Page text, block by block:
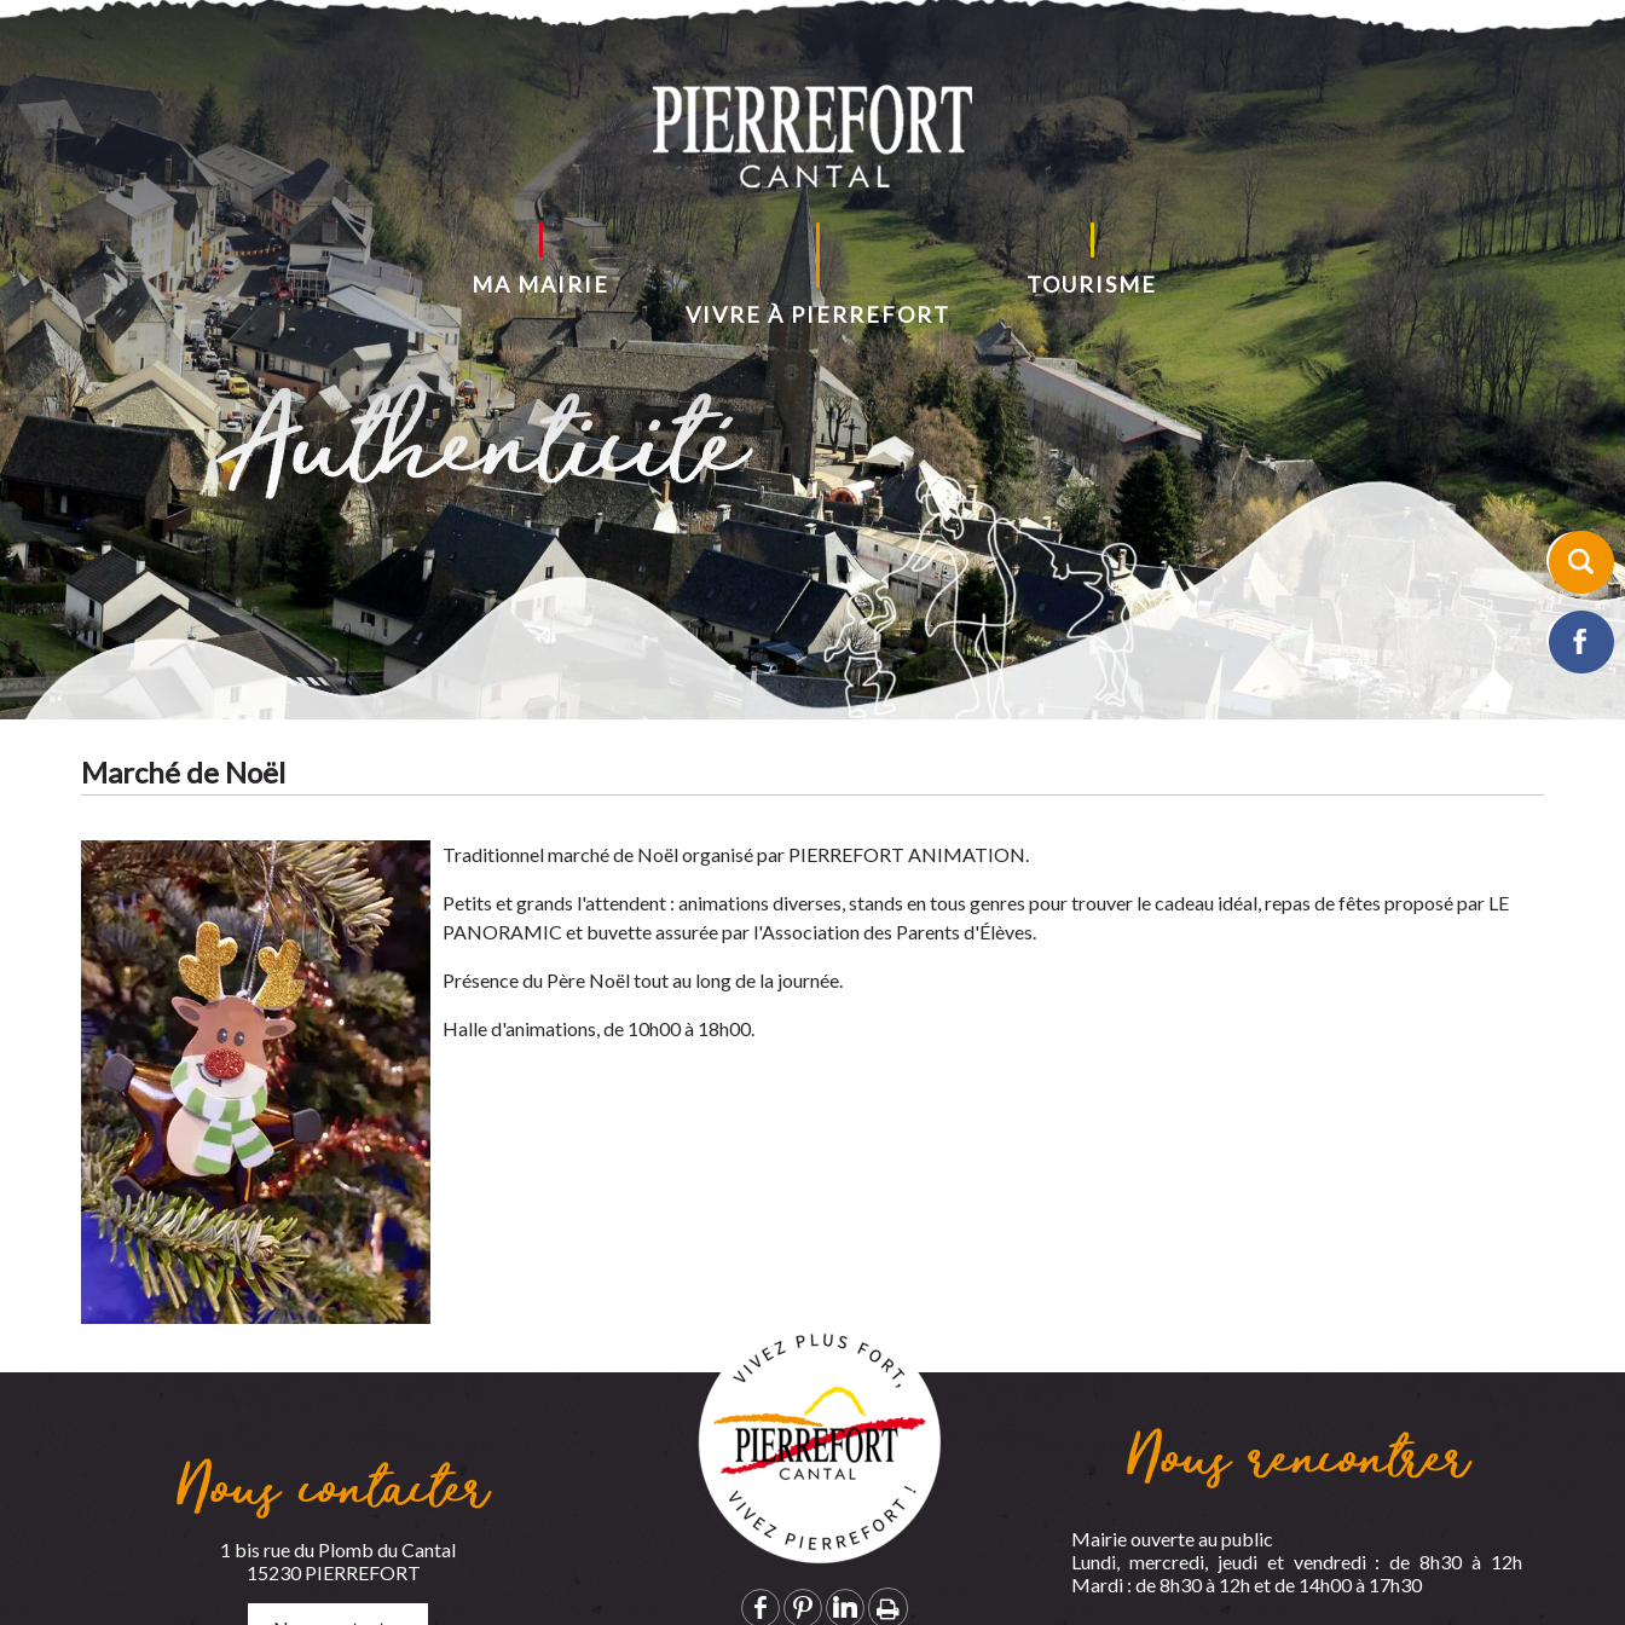
MA MAIRIE
VIVRE À PIERREFORT
TOURISME
Tradition
Authenticité
Marché de Noël
Traditionnel marché de Noël organisé par PIERREFORT ANIMATION.
Petits et grands l'attendent : animations diverses, stands en tous genres pour trouver le cadeau idéal, repas de fêtes proposé par LE
PANORAMIC et buvette assurée par l'Association des Parents d'Élèves.
Présence du Père Noël tout au long de la journée.
Halle d'animations, de 10h00 à 18h00.
Retour
Nous contacter
1 bis rue du Plomb du Cantal
15230 PIERREFORT
Nous rencontrer
Mairie ouverte au public
Lundi, mercredi, jeudi et vendredi : de 8h30 à 12h
Mardi : de 8h30 à 12h et de 14h00 à 17h30